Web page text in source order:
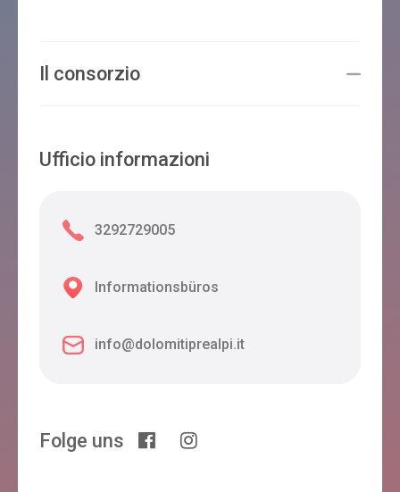
Il consorzio
Ufficio informazioni
3292729005
Informationsbüros
info@dolomitiprealpi.it
Folge uns